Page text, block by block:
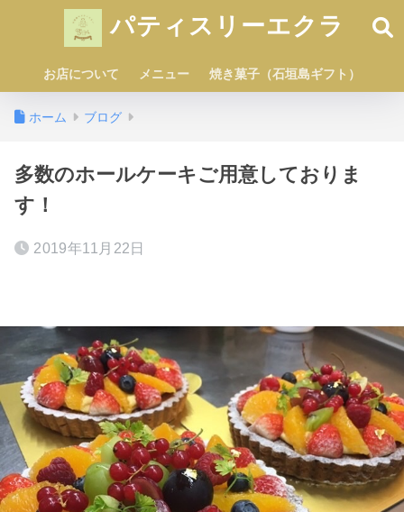
パティスリーエクラ
お店について メニュー 焼き菓子（石垣島ギフト）
ホーム ブログ
多数のホールケーキご用意しておりま
す！
2019年11月22日